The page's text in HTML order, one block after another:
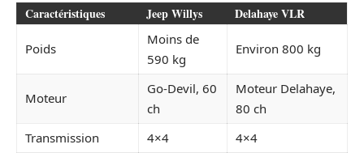
Caractéristiques Jeep Willys Delahaye VLR
Poids
Moins de
590 kg
Environ 800 kg
Moteur
Go-Devil, 60
ch
Moteur Delahaye,
80 ch
Transmission
4×4
4×4